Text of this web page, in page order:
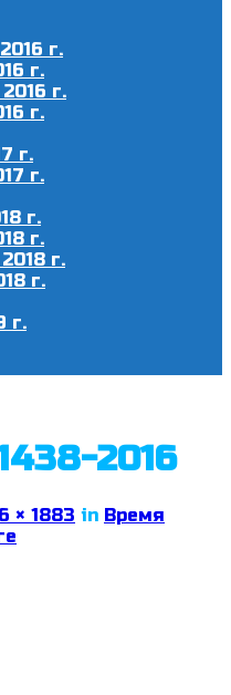
г.
г.
г.
г.
г.
г.
г.
г.
г.
г.
г.
2016
× 1883 in Время